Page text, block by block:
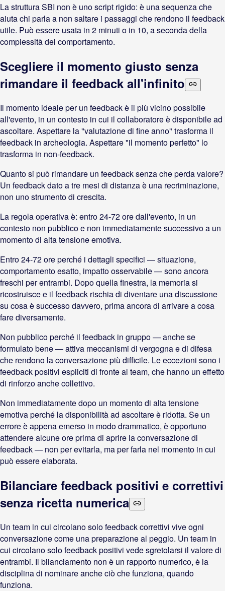
La struttura SBI non è uno script rigido: è una sequenza che
aiuta chi parla a non saltare i passaggi che rendono il feedback
utile. Può essere usata in 2 minuti o in 10, a seconda della
complessità del comportamento.
Scegliere il momento giusto senza
rimandare il feedback all'infinito
Il momento ideale per un feedback è il più vicino possibile
all'evento, in un contesto in cui il collaboratore è disponibile ad
ascoltare. Aspettare la "valutazione di fine anno" trasforma il
feedback in archeologia. Aspettare "il momento perfetto" lo
trasforma in non-feedback.
Quanto si può rimandare un feedback senza che perda valore?
Un feedback dato a tre mesi di distanza è una recriminazione,
non uno strumento di crescita.
La regola operativa è: entro 24-72 ore dall'evento, in un
contesto non pubblico e non immediatamente successivo a un
momento di alta tensione emotiva.
Entro 24-72 ore perché i dettagli specifici — situazione,
comportamento esatto, impatto osservabile — sono ancora
freschi per entrambi. Dopo quella finestra, la memoria si
ricostruisce e il feedback rischia di diventare una discussione
su cosa è successo davvero, prima ancora di arrivare a cosa
fare diversamente.
Non pubblico perché il feedback in gruppo — anche se
formulato bene — attiva meccanismi di vergogna e di difesa
che rendono la conversazione più difficile. Le eccezioni sono i
feedback positivi espliciti di fronte al team, che hanno un effetto
di rinforzo anche collettivo.
Non immediatamente dopo un momento di alta tensione
emotiva perché la disponibilità ad ascoltare è ridotta. Se un
errore è appena emerso in modo drammatico, è opportuno
attendere alcune ore prima di aprire la conversazione di
feedback — non per evitarla, ma per farla nel momento in cui
può essere elaborata.
Bilanciare feedback positivi e correttivi
senza ricetta numerica
Un team in cui circolano solo feedback correttivi vive ogni
conversazione come una preparazione al peggio. Un team in
cui circolano solo feedback positivi vede sgretolarsi il valore di
entrambi. Il bilanciamento non è un rapporto numerico, è la
disciplina di nominare anche ciò che funziona, quando
funziona.